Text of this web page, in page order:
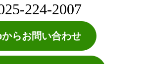
224-2007
らお問い合わせ